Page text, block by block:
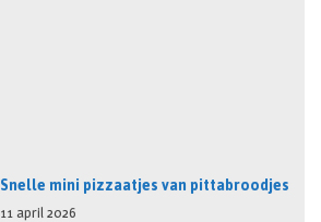
Snelle mini pizzaatjes van pittabroodjes
11 april 2026